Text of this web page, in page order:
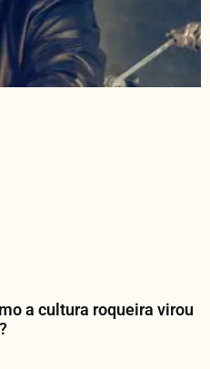
a cultura roqueira virou